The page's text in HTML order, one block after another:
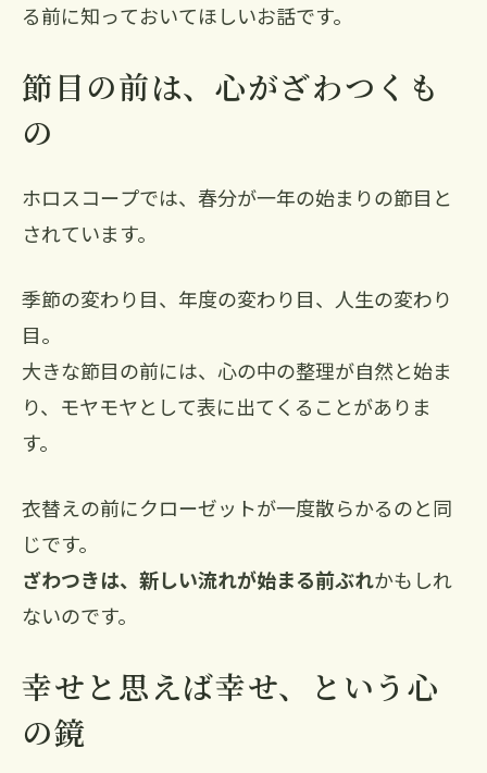
る前に知っておいてほしいお話です。
節目の前は、心がざわつくも
の
ホロスコープでは、春分が一年の始まりの節目と
されています。
季節の変わり目、年度の変わり目、人生の変わり
目。
大きな節目の前には、心の中の整理が自然と始ま
り、モヤモヤとして表に出てくることがありま
す。
衣替えの前にクローゼットが一度散らかるのと同
じです。
ざわつきは、新しい流れが始まる前ぶれかもしれ
ないのです。
幸せと思えば幸せ、という心
の鏡